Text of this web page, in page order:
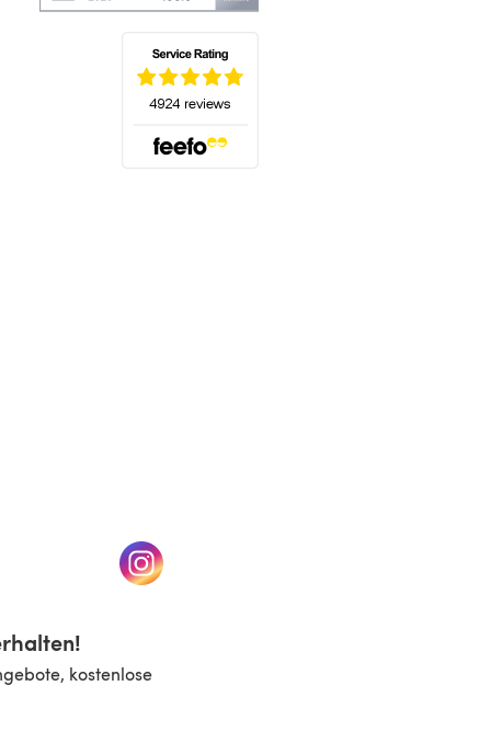
neuen Tab)(öffnet sich in einem neuen Tab)
kostenlose